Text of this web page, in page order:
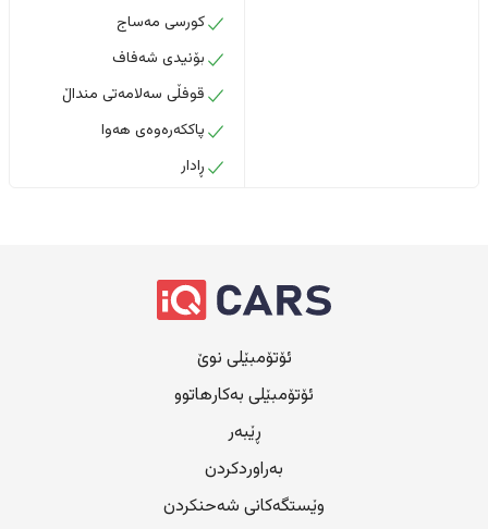
کورسی مەساج
بۆنیدی شەفاف
قوفڵی سەلامەتی منداڵ
پاککەرەوەی هەوا
ڕادار
ئۆتۆمبێلی نوێ
ئۆتۆمبێلی بەکارهاتوو
ڕێبەر
بەراوردکردن
وێستگەکانی شەحنکردن